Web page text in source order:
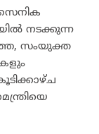
നടക്കുന്ന
സംയുക്ത